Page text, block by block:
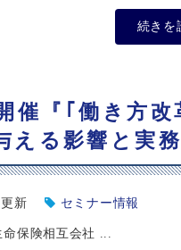
続きを
催『｢働き方改
える影響と実務
新 セミナー情報
命保険相互会社 ...